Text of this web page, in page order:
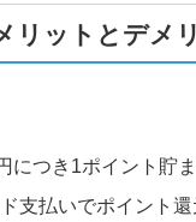
リットとデメ
につき1ポイント貯
支払いでポイント